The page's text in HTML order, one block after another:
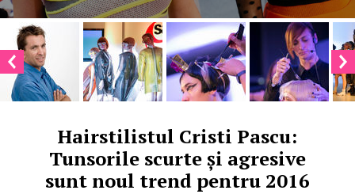
Hairstilistul Cristi Pascu:
Tunsorile scurte și agresive
sunt noul trend pentru 2016